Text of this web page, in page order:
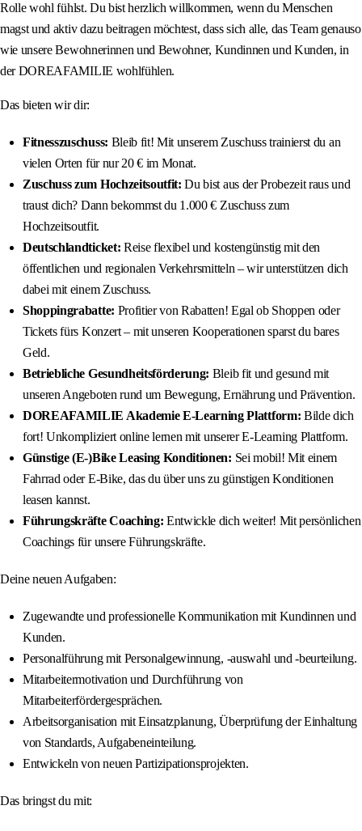
Rolle wohl fühlst. Du bist herzlich willkommen, wenn du Menschen
magst und aktiv dazu beitragen möchtest, dass sich alle, das Team genauso
wie unsere Bewohnerinnen und Bewohner, Kundinnen und Kunden, in
der DOREAFAMILIE wohlfühlen.
Das bieten wir dir:
Fitnesszuschuss: Bleib fit! Mit unserem Zuschuss trainierst du an
vielen Orten für nur 20 € im Monat.
Zuschuss zum Hochzeitsoutfit: Du bist aus der Probezeit raus und
traust dich? Dann bekommst du 1.000 € Zuschuss zum
Hochzeitsoutfit.
Deutschlandticket: Reise flexibel und kostengünstig mit den
öffentlichen und regionalen Verkehrsmitteln – wir unterstützen dich
dabei mit einem Zuschuss.
Shoppingrabatte: Profitier von Rabatten! Egal ob Shoppen oder
Tickets fürs Konzert – mit unseren Kooperationen sparst du bares
Geld.
Betriebliche Gesundheitsförderung: Bleib fit und gesund mit
unseren Angeboten rund um Bewegung, Ernährung und Prävention.
DOREAFAMILIE Akademie E-Learning Plattform: Bilde dich
fort! Unkompliziert online lernen mit unserer E-Learning Plattform.
Günstige (E-)Bike Leasing Konditionen: Sei mobil! Mit einem
Fahrrad oder E-Bike, das du über uns zu günstigen Konditionen
leasen kannst.
Führungskräfte Coaching: Entwickle dich weiter! Mit persönlichen
Coachings für unsere Führungskräfte.
Deine neuen Aufgaben:
Zugewandte und professionelle Kommunikation mit Kundinnen und
Kunden.
Personalführung mit Personalgewinnung, -auswahl und -beurteilung.
Mitarbeitermotivation und Durchführung von
Mitarbeiterfördergesprächen.
Arbeitsorganisation mit Einsatzplanung, Überprüfung der Einhaltung
von Standards, Aufgabeneinteilung.
Entwickeln von neuen Partizipationsprojekten.
Das bringst du mit: